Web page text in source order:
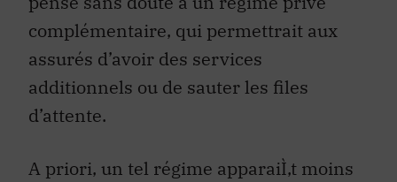
complémentaire, qui permettrait aux
assurés d’avoir des services
additionnels ou de sauter les files
d’attente.
A priori, un tel régime apparaiÌ‚t moins